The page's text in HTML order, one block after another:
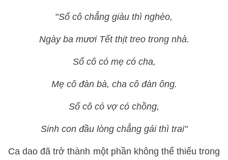
"Số cô chẳng giàu thì nghèo,
Ngày ba mươi Tết thịt treo trong nhà.
Số cô có mẹ có cha,
Mẹ cô đàn bà, cha cô đàn ông.
Số cô có vợ có chồng,
Sinh con đầu lòng chẳng gái thì trai"
Ca dao đã trở thành một phần không thể thiếu trong